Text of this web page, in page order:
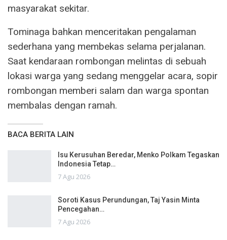
masyarakat sekitar.
Tominaga bahkan menceritakan pengalaman
sederhana yang membekas selama perjalanan.
Saat kendaraan rombongan melintas di sebuah
lokasi warga yang sedang menggelar acara, sopir
rombongan memberi salam dan warga spontan
membalas dengan ramah.
BACA BERITA LAIN
Isu Kerusuhan Beredar, Menko Polkam Tegaskan
Indonesia Tetap…
7 Agu 2026
Soroti Kasus Perundungan, Taj Yasin Minta
Pencegahan…
7 Agu 2026